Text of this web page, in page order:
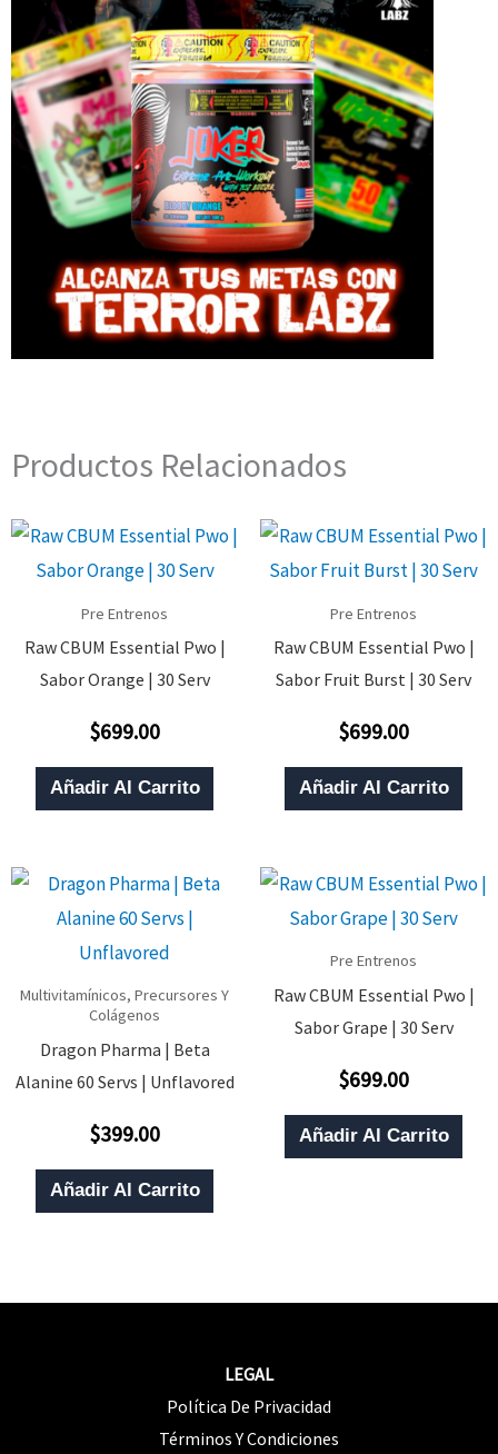
Productos Relacionados
Pre Entrenos
Raw CBUM Essential Pwo |
Sabor Orange | 30 Serv
Valorado
0
De
5
$699.00
Añadir Al Carrito
Pre Entrenos
Raw CBUM Essential Pwo |
Sabor Fruit Burst | 30 Serv
Valorado
0
De
5
$699.00
Añadir Al Carrito
Multivitamínicos, Precursores Y
Colágenos
Dragon Pharma | Beta
Alanine 60 Servs | Unflavored
Valorado
0
De
5
$399.00
Añadir Al Carrito
Pre Entrenos
Raw CBUM Essential Pwo |
Sabor Grape | 30 Serv
Valorado
0
De
5
$699.00
Añadir Al Carrito
LEGAL
Política De Privacidad
Términos Y Condiciones